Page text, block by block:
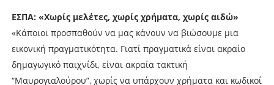
ΕΣΠΑ: «Χωρίς μελέτες, χωρίς χρήματα, χωρίς αιδώ»
«Κάποιοι προσπαθούν να μας κάνουν να βιώσουμε μια
εικονική πραγματικότητα. Γιατί πραγματικά είναι ακραίο
δημαγωγικό παιχνίδι, είναι ακραία τακτική
“Μαυρογιαλούρου”, χωρίς να υπάρχουν χρήματα και κωδικοί